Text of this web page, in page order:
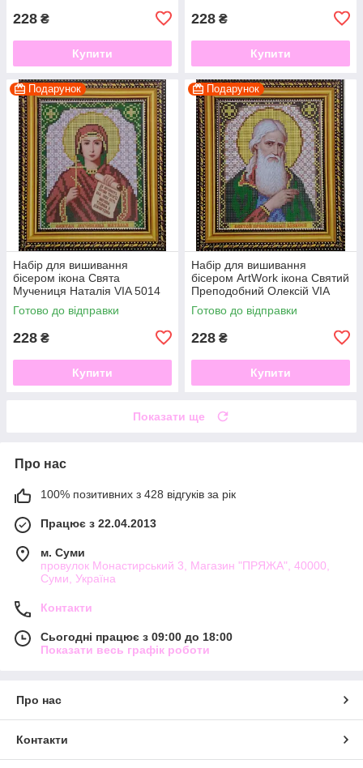
228 ₴
Купити
228 ₴
Купити
Подарунок
Набір для вишивання
бісером ікона Свята
Мучениця Наталія VIA 5014
Готово до відправки
228 ₴
Купити
Подарунок
Набір для вишивання
бісером ArtWork ікона Святий
Преподобний Олексій VIA
5015
Готово до відправки
228 ₴
Купити
Показати ще
Про нас
100% позитивних з 428 відгуків за рік
Працює з 22.04.2013
м. Суми
провулок Монастирський 3, Магазин "ПРЯЖА", 40000,
Суми, Україна
Контакти
Сьогодні працює з 09:00 до 18:00
Показати весь графік роботи
Про нас
Контакти